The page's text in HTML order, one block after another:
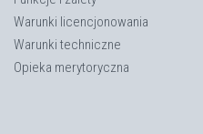
Warunki licencjonowania
Warunki techniczne
Opieka merytoryczna